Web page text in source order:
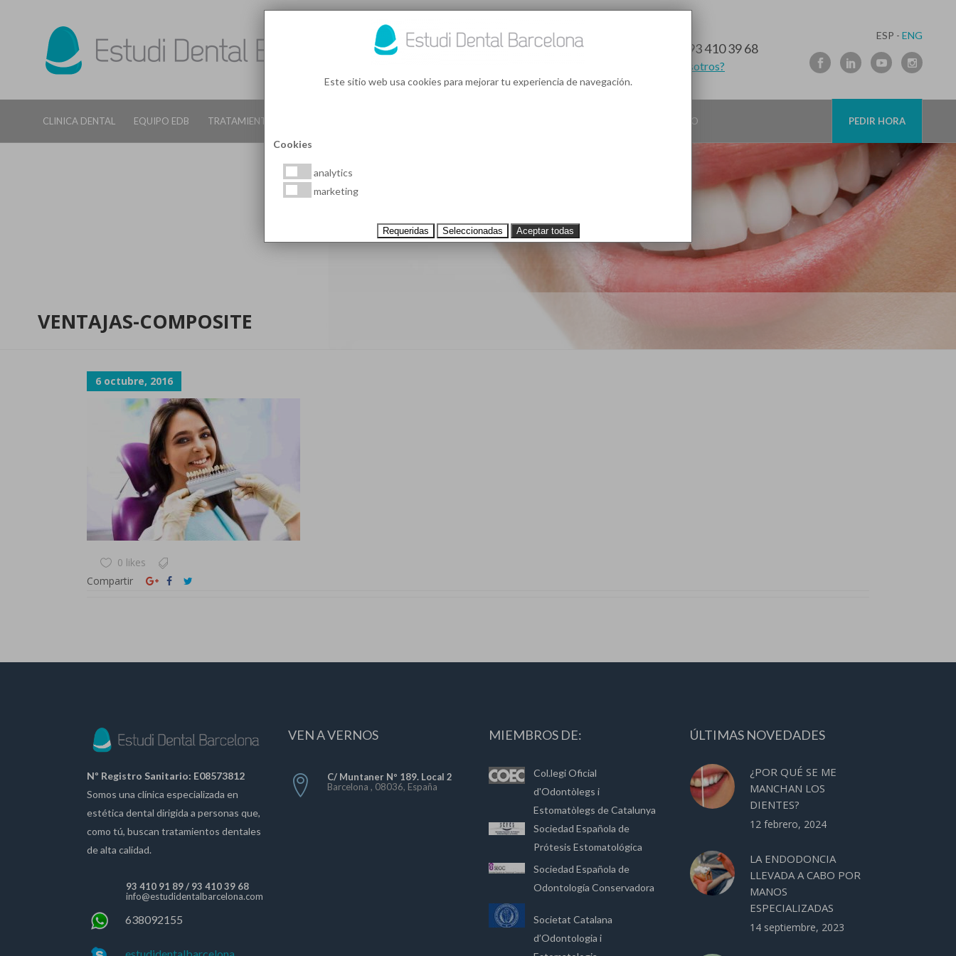
93 410 39 68
¿Te llamamos nosotros?
ESP - ENG
CLINICA DENTAL EQUIPO EDB TRATAMIENTOS DENTALES EN BARCELONA CONTACTO PEDIR HORA
VENTAJAS-COMPOSITE
6 octubre, 2016
0 likes
Compartir
Nº Registro Sanitario: E08573812
Somos una clínica especializada en
estética dental dirigida a personas que,
como tú, buscan tratamientos dentales
de alta calidad.
93 410 91 89/ 93 410 39 68
info@estudidentalbarcelona.com
638092155
VEN A VERNOS
C/ Muntaner Nº 189. Local 2
Barcelona , 08036, España
MIEMBROS DE:
Col.legi Oficial
d'Odontòlegs i
Estomatòlegs de Catalunya
Sociedad Española de
Prótesis Estomatológica
Sociedad Española de
Odontología Conservadora
Societat Catalana
d’Odontologia i
ÚLTIMAS NOVEDADES
¿POR QUÉ SE ME
MANCHAN LOS
DIENTES?
12 febrero, 2024
LA ENDODONCIA
LLEVADA A CABO POR
MANOS
ESPECIALIZADAS
14 septiembre, 2023
Este sitio web usa cookies para mejorar tu experiencia de navegación.
Cookies
analytics
marketing
Requeridas Seleccionadas Aceptar todas